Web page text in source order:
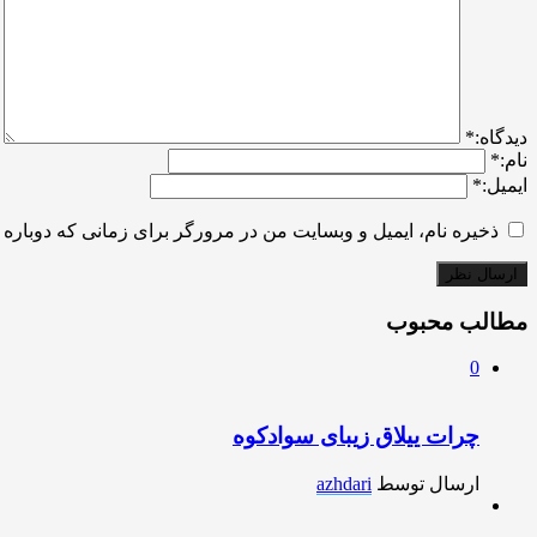
ديدگاه:*
نام:*
ایمیل:*
ذخیره نام، ایمیل و وبسایت من در مرورگر برای زمانی که
مطالب محبوب
0
چرات ییلاق زیبای سوادکوه
ارسال توسط azhdari